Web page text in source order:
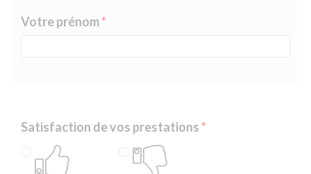
Votre prénom
Satisfaction de vos prestations